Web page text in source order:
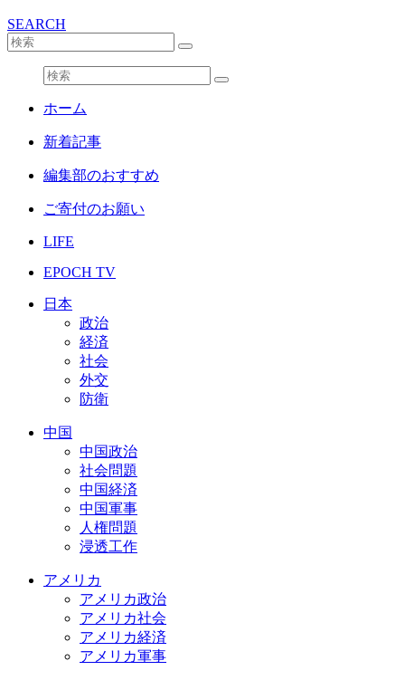
SEARCH
ホーム
新着記事
編集部のおすすめ
ご寄付のお願い
LIFE
EPOCH TV
日本
政治
経済
社会
外交
防衛
中国
中国政治
社会問題
中国経済
中国軍事
人権問題
浸透工作
アメリカ
アメリカ政治
アメリカ社会
アメリカ経済
アメリカ軍事